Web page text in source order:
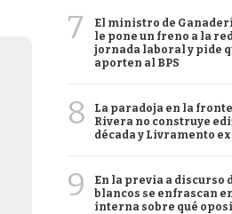
7
El ministro de
le pone un freno a la
jornada laboral y pide
aporten al BPS
8
La paradoja en la
Rivera no construye
década y Livramento
9
En la previa a discurso
blancos se enfrascan
interna sobre qué